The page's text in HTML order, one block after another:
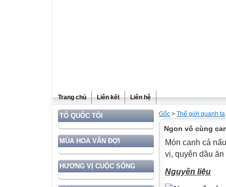
Trang chủ Liên kết Liên hệ
TỔ QUỐC TÔI
MÙA HOA VẪN ĐỢI
HƯƠNG VỊ CUỘC SỐNG
Gốc > Thế giới quanh ta
Ngon vô cùng
Món canh cá
vị, quyện dầu
Nguyên liệu